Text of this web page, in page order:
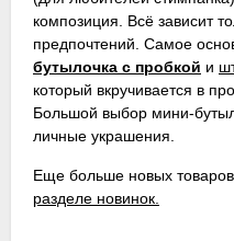
композиция. Всё зависит
предпочтений. Самое
бутылочка с пробкой и
который вкручивается в
Большой выбор мини-
личные украшения.
Еще больше новых
разделе новинок.